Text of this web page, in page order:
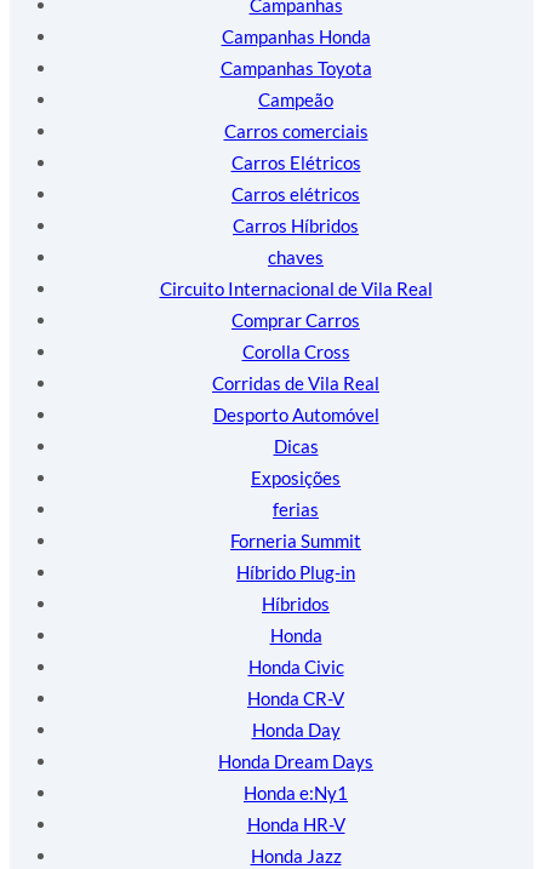
Campanhas
Campanhas Honda
Campanhas Toyota
Campeão
Carros comerciais
Carros Elétricos
Carros elétricos
Carros Híbridos
chaves
Circuito Internacional de Vila Real
Comprar Carros
Corolla Cross
Corridas de Vila Real
Desporto Automóvel
Dicas
Exposições
ferias
Forneria Summit
Híbrido Plug-in
Híbridos
Honda
Honda Civic
Honda CR-V
Honda Day
Honda Dream Days
Honda e:Ny1
Honda HR-V
Honda Jazz